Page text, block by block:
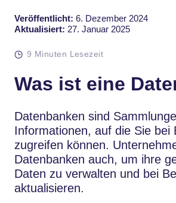
Veröffentlicht: 6. Dezember 2024
Aktualisiert: 27. Januar 2025
9 Minuten Lesezeit
Was ist eine
Datenbanken sind
Informationen, auf die Sie bei
zugreifen können.
Datenbanken auch, um ihre
Daten zu verwalten und bei
aktualisieren.